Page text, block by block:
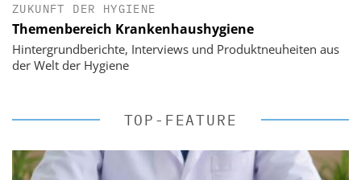
ZUKUNFT DER HYGIENE
Themenbereich Krankenhaushygiene
Hintergrundberichte, Interviews und Produktneuheiten aus
der Welt der Hygiene
TOP-FEATURE